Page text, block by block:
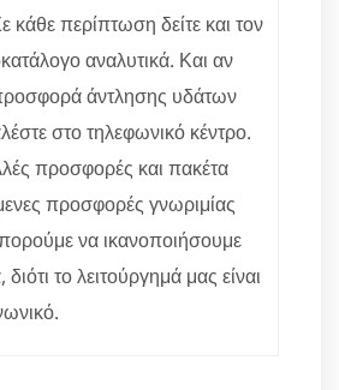
κάθε περίπτωση δείτε και τον
αναλυτικά. Και αν
άντλησης υδάτων
στο τηλεφωνικό κέντρο.
προσφορές και πακέτα
προσφορές γνωριμίας
να ικανοποιήσουμε
το λειτούργημά μας είναι